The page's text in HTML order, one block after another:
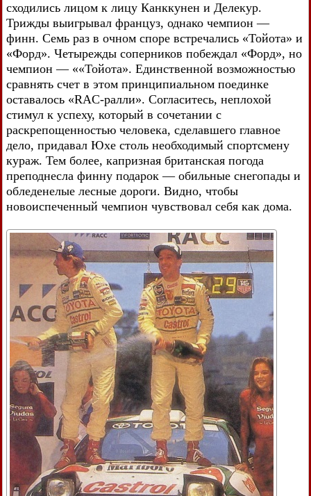
сходились лицом к лицу Канккунен и Делекур.
Трижды выигрывал француз, однако чемпион —
финн. Семь раз в очном споре встречались «Тойота» и
«Форд». Четырежды соперников побеждал «Форд», но
чемпион — ««Тойота». Единственной возможностью
сравнять счет в этом принципиальном поединке
оставалось «RAC-ралли». Согласитесь, неплохой
стимул к успеху, который в сочетании с
раскрепощенностью человека, сделавшего главное
дело, придавал Юхе столь необходимый спортсмену
кураж. Тем более, капризная британская погода
преподнесла финну подарок — обильные снегопады и
обледенелые лесные дороги. Видно, чтобы
новоиспеченный чемпион чувствовал себя как дома.